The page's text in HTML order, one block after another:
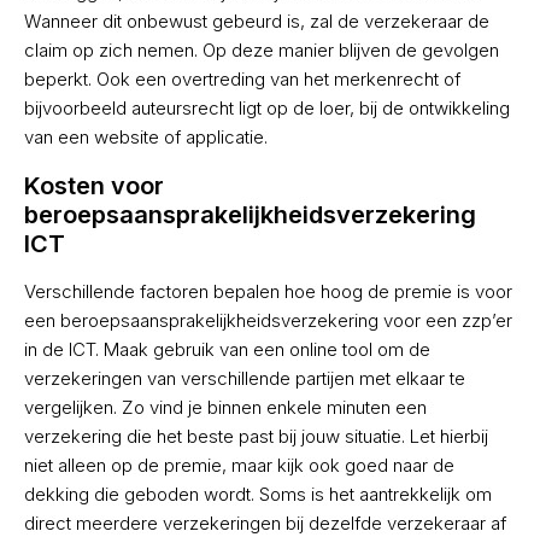
Wanneer dit onbewust gebeurd is, zal de verzekeraar de
claim op zich nemen. Op deze manier blijven de gevolgen
beperkt. Ook een overtreding van het merkenrecht of
bijvoorbeeld auteursrecht ligt op de loer, bij de ontwikkeling
van een website of applicatie.
Kosten voor
beroepsaansprakelijkheidsverzekering
ICT
Verschillende factoren bepalen hoe hoog de premie is voor
een beroepsaansprakelijkheidsverzekering voor een zzp’er
in de ICT. Maak gebruik van een online tool om de
verzekeringen van verschillende partijen met elkaar te
vergelijken. Zo vind je binnen enkele minuten een
verzekering die het beste past bij jouw situatie. Let hierbij
niet alleen op de premie, maar kijk ook goed naar de
dekking die geboden wordt. Soms is het aantrekkelijk om
direct meerdere verzekeringen bij dezelfde verzekeraar af